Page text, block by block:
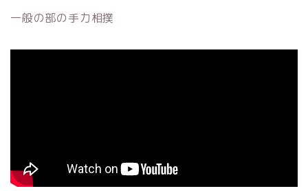
一般の部の手力相撲